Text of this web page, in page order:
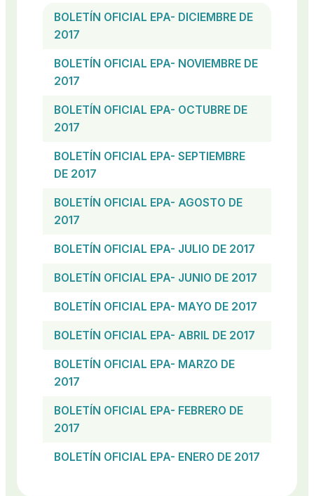
BOLETÍN OFICIAL EPA- DICIEMBRE DE
2017
BOLETÍN OFICIAL EPA- NOVIEMBRE DE
2017
BOLETÍN OFICIAL EPA- OCTUBRE DE
2017
BOLETÍN OFICIAL EPA- SEPTIEMBRE
DE 2017
BOLETÍN OFICIAL EPA- AGOSTO DE
2017
BOLETÍN OFICIAL EPA- JULIO DE 2017
BOLETÍN OFICIAL EPA- JUNIO DE 2017
BOLETÍN OFICIAL EPA- MAYO DE 2017
BOLETÍN OFICIAL EPA- ABRIL DE 2017
BOLETÍN OFICIAL EPA- MARZO DE
2017
BOLETÍN OFICIAL EPA- FEBRERO DE
2017
BOLETÍN OFICIAL EPA- ENERO DE 2017